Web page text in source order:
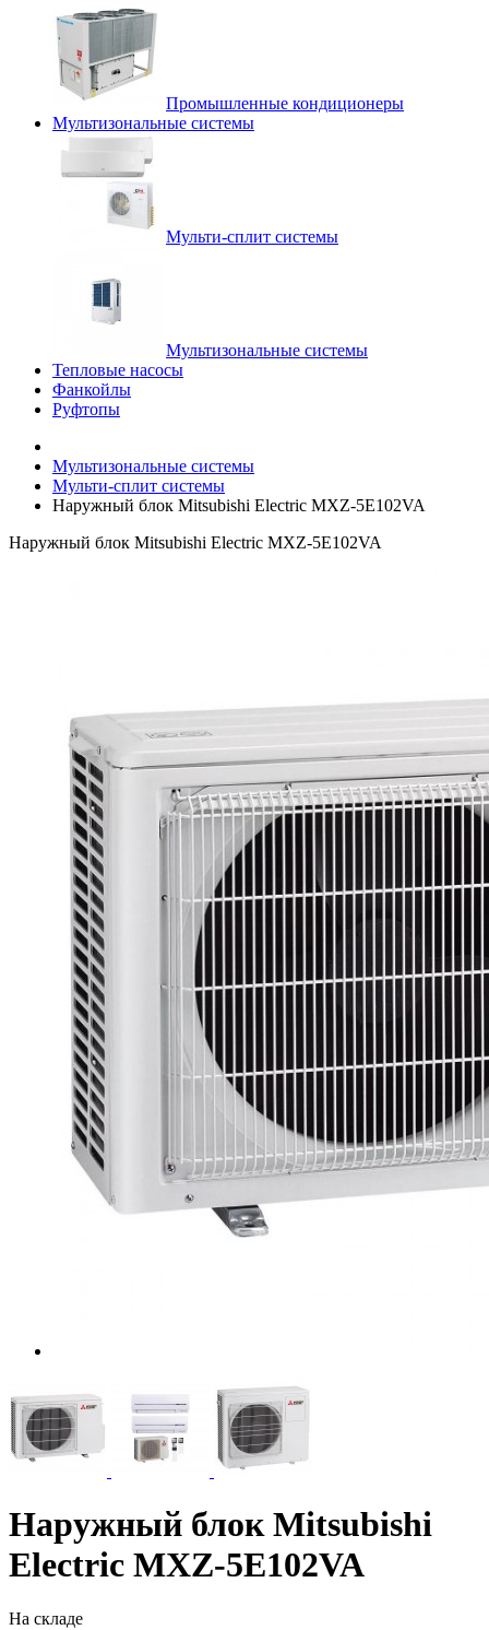
Промышленные кондиционеры
Мультизональные системы
Мульти-сплит системы
Мультизональные системы
Тепловые насосы
Фанкойлы
Руфтопы
Мультизональные системы
Мульти-сплит системы
Наружный блок Mitsubishi Electric MXZ-5E102VA
Наружный блок Mitsubishi Electric MXZ-5E102VA
Наружный блок Mitsubishi
Electric MXZ-5E102VA
На складе